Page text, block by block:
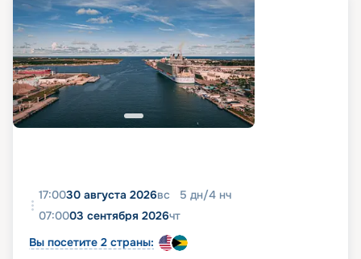
17:0030 августа 2026вс 5 дн/4 нч
07:0003 сентября 2026чт
Вы посетите 2 страны: